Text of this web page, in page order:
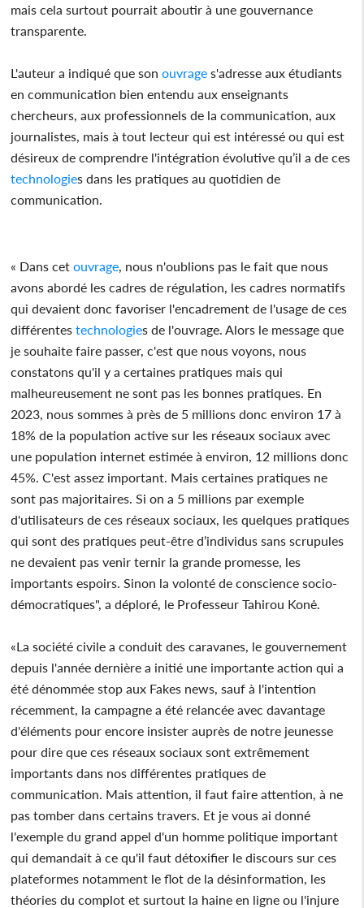
mais cela surtout pourrait aboutir à une gouvernance
transparente.
L'auteur a indiqué que son ouvrage s'adresse aux étudiants
en communication bien entendu aux enseignants
chercheurs, aux professionnels de la communication, aux
journalistes, mais à tout lecteur qui est intéressé ou qui est
désireux de comprendre l'intégration évolutive qu’il a de ces
technologies dans les pratiques au quotidien de
communication.
« Dans cet ouvrage , nous n'oublions pas le fait que nous
avons abordé les cadres de régulation, les cadres normatifs
qui devaient donc favoriser l'encadrement de l'usage de ces
différentes technologies de l'ouvrage. Alors le message que
je souhaite faire passer, c'est que nous voyons, nous
constatons qu'il y a certaines pratiques mais qui
malheureusement ne sont pas les bonnes pratiques. En
2023, nous sommes à près de 5 millions donc environ 17 à
18% de la population active sur les réseaux sociaux avec
une population internet estimée à environ, 12 millions donc
45%. C'est assez important. Mais certaines pratiques ne
sont pas majoritaires. Si on a 5 millions par exemple
d'utilisateurs de ces réseaux sociaux, les quelques pratiques
qui sont des pratiques peut-être d’individus sans scrupules
ne devaient pas venir ternir la grande promesse, les
importants espoirs. Sinon la volonté de conscience socio-
démocratiques", a déploré, le Professeur Tahirou Konė.
«La société civile a conduit des caravanes, le gouvernement
depuis l'année dernière a initié une importante action qui a
été dénommée stop aux Fakes news, sauf à l'intention
récemment, la campagne a été relancée avec davantage
d'éléments pour encore insister auprès de notre jeunesse
pour dire que ces réseaux sociaux sont extrêmement
importants dans nos différentes pratiques de
communication. Mais attention, il faut faire attention, à ne
pas tomber dans certains travers. Et je vous ai donné
l'exemple du grand appel d'un homme politique important
qui demandait à ce qu'il faut détoxifier le discours sur ces
plateformes notamment le flot de la désinformation, les
théories du complot et surtout la haine en ligne ou l'injure